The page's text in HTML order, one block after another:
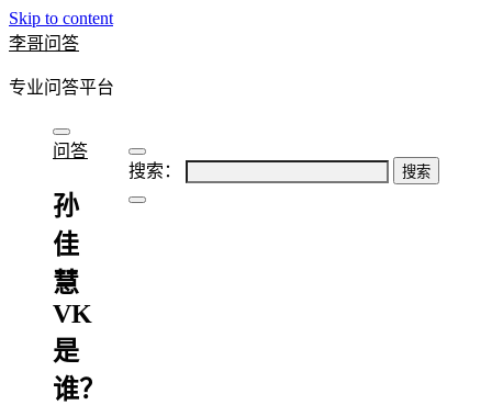
Skip to content
李哥问答
专业问答平台
搜索：
问答
孙
佳
慧
VK
是
谁？